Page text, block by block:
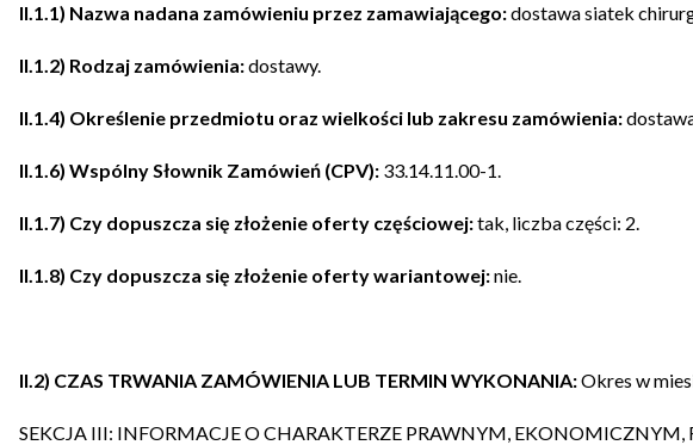
II.1.1) Nazwa nadana zamówieniu przez zamawiającego:dostawa siatek
II.1.2) Rodzaj zamówienia:dostawy.
II.1.4) Określenie przedmiotu oraz wielkości lub zakresu zamówienia:
II.1.6) Wspólny Słownik Zamówień (CPV): 33.14.11.00-1.
II.1.7) Czy dopuszcza się złożenie oferty częściowej:tak, liczba części: 2.
II.1.8) Czy dopuszcza się złożenie oferty wariantowej:nie.
II.2) CZAS TRWANIA ZAMÓWIENIA LUB TERMIN WYKONANIA:Okres w
SEKCJA III: INFORMACJE O CHARAKTERZE PRAWNYM,